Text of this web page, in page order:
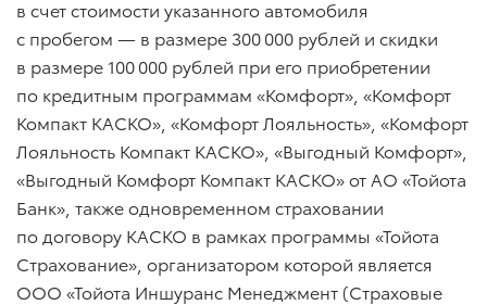
в счет стоимости указанного автомобиля
с пробегом — в размере 300 000 рублей и скидки
в размере 100 000 рублей при его приобретении
по кредитным программам «Комфорт», «Комфорт
Компакт КАСКО», «Комфорт Лояльность», «Комфорт
Лояльность Компакт КАСКО», «Выгодный Комфорт»,
«Выгодный Комфорт Компакт КАСКО» от АО «Тойота
Банк», также одновременном страховании
по договору КАСКО в рамках программы «Тойота
Страхование», организатором которой является
ООО «Тойота Иншуранс Менеджмент (Страховые